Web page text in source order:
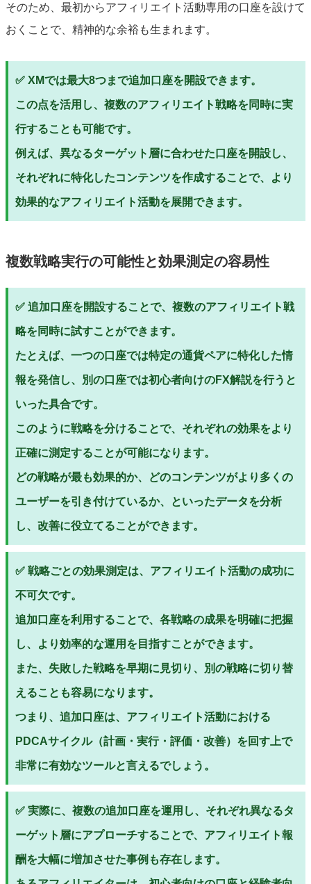
そのため、最初からアフィリエイト活動専用の口座を設けて
おくことで、精神的な余裕も生まれます。
✅ XMでは最大8つまで追加口座を開設できます。
この点を活用し、複数のアフィリエイト戦略を同時に実
行することも可能です。
例えば、異なるターゲット層に合わせた口座を開設し、
それぞれに特化したコンテンツを作成することで、より
効果的なアフィリエイト活動を展開できます。
複数戦略実行の可能性と効果測定の容易性
✅ 追加口座を開設することで、複数のアフィリエイト戦
略を同時に試すことができます。
たとえば、一つの口座では特定の通貨ペアに特化した情
報を発信し、別の口座では初心者向けのFX解説を行うと
いった具合です。
このように戦略を分けることで、それぞれの効果をより
正確に測定することが可能になります。
どの戦略が最も効果的か、どのコンテンツがより多くの
ユーザーを引き付けているか、といったデータを分析
し、改善に役立てることができます。
✅ 戦略ごとの効果測定は、アフィリエイト活動の成功に
不可欠です。
追加口座を利用することで、各戦略の成果を明確に把握
し、より効率的な運用を目指すことができます。
また、失敗した戦略を早期に見切り、別の戦略に切り替
えることも容易になります。
つまり、追加口座は、アフィリエイト活動における
PDCAサイクル（計画・実行・評価・改善）を回す上で
非常に有効なツールと言えるでしょう。
✅ 実際に、複数の追加口座を運用し、それぞれ異なるタ
ーゲット層にアプローチすることで、アフィリエイト報
酬を大幅に増加させた事例も存在します。